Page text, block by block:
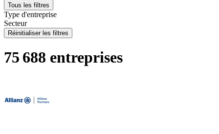
Tous les filtres
Type d'entreprise
Secteur
Réinitialiser les filtres
75 688 entreprises